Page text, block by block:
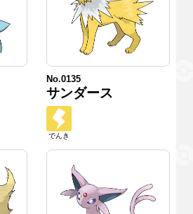
No.0135
サンダース
でんき